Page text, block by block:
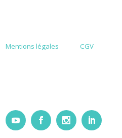
Mentions légales CGV